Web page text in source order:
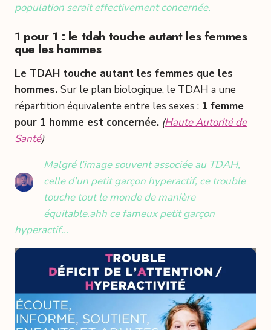
population serait effectivement concernée.
1 pour 1 : le tdah touche autant les femmes
que les hommes
Le TDAH touche autant les femmes que les
hommes. Sur le plan biologique, le TDAH a une
répartition équivalente entre les sexes : 1 femme
pour 1 homme est concernée. (Haute Autorité de
Santé)
Malgré l’image souvent associée au TDAH,
celle d’un petit garçon hyperactif, ce trouble
touche tout le monde de manière
équitable.ahh ce fameux petit garçon
hyperactif…